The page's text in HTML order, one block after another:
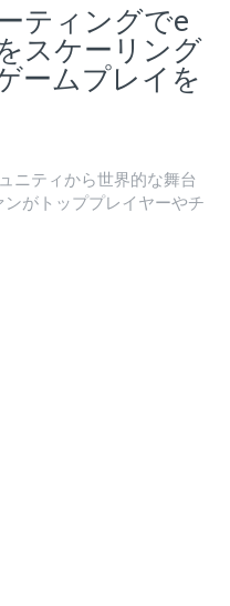
ティングでe
スケーリング
ームプレイを
ニティから世界的な舞台
がトッププレイヤーやチ